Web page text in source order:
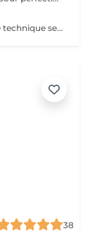
Candy Lips La pigmentation des lèvres est une technique semi-permanente qui colore et redessine vos lèvres pour un effet naturel et harmonieux. Elle sublime la couleur, corrige le contour, et donne du volume sans maquillage quotidien. À savoir : La procédure peut réactiver le virus de l'herpès chez les personnes sujettes. Une prévention est conseillée avant la séance (traitement antiviral à discuter avec votre médecin). Durée : Le résultat dure environ 1 à 3 ans selon votre type de peau et votre mode de vie. Entretien : Un retouche est recommandée 4 à 6 semaines après la première séance pour un résultat optimal. Un soin qui vous offre beauté durable et gain de temps au quotidien.
38